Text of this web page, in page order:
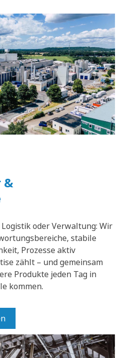
&
oder Verwaltung: Wir
stabile
Prozesse aktiv
zählt – und gemeinsam
Produkte jeden Tag in
kommen.